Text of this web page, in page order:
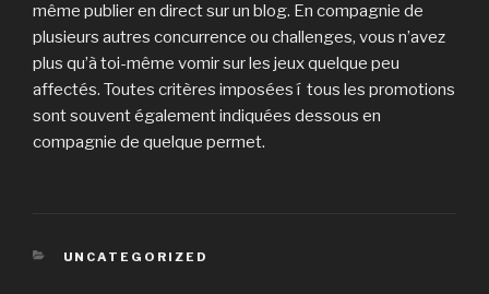
même publier en direct sur un blog. En compagnie de
plusieurs autres concurrence ou challenges, vous n’avez
plus qu’à toi-même vomir sur les jeux quelque peu
affectés. Toutes critères imposées í tous les promotions
sont souvent également indiquées dessous en
compagnie de quelque permet.
CATEGORIES
UNCATEGORIZED